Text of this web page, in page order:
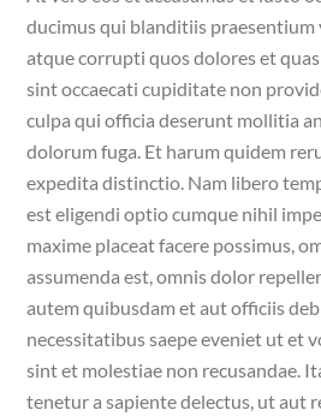
ducimus qui blanditiis
atque corrupti quos dolores et
sint occaecati cupiditate non
culpa qui officia deserunt mollitia
dolorum fuga. Et harum quidem
expedita distinctio. Nam libero
est eligendi optio cumque nihil
maxime placeat facere possimus,
assumenda est, omnis dolor
autem quibusdam et aut officiis
necessitatibus saepe eveniet ut et
sint et molestiae non recusandae.
tenetur a sapiente delectus, ut aut